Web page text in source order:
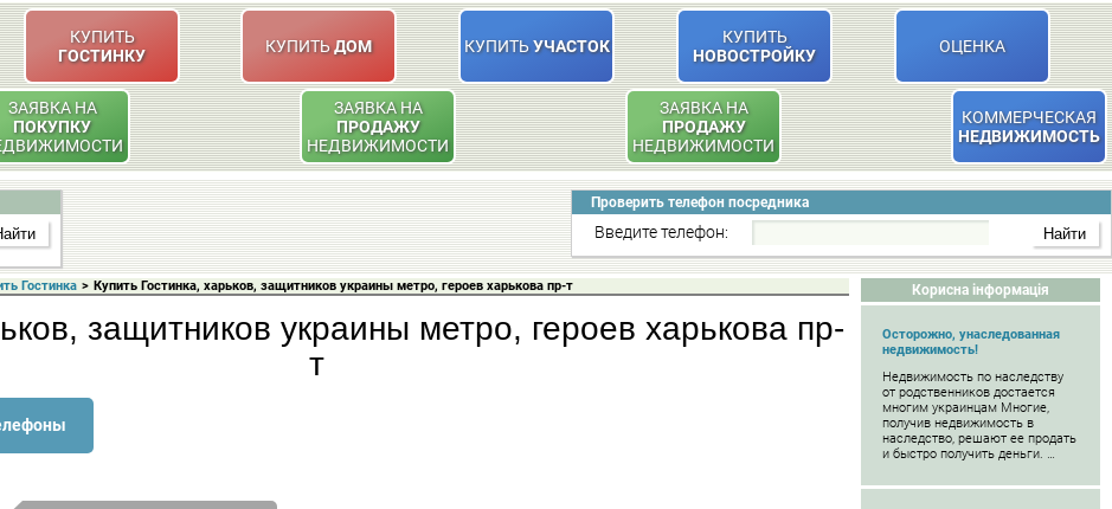
КУПИТЬ
ГОСТИНКУ
КУПИТЬДОМ КУПИТЬУЧАСТОК
КУПИТЬ
НОВОСТРОЙКУ
ОЦЕНКА
ЗАЯВКА НА
ПОКУПКУ
ЗАЯВКА НА
ПРОДАЖУ
НЕДВИЖИМОСТИ
ЗАЯВКА НА
ПРОДАЖУ
НЕДВИЖИМОСТИ
КОММЕРЧЕСКАЯ
НЕДВИЖИМОСТЬ
Проверить телефон посредника
Введите телефон:
Корисна інформація
Осторожно, унаследованная
недвижимость!
Недвижимость по наследству
от родственников достается
многим украинцам Многие,
получив недвижимость в
наследство, решают ее продать
и быстро получить деньги. …
Гостинка > Купить Гостинка, харьков, защитников украины метро, героев харькова пр-т
защитников украины метро, героев харькова пр-
т